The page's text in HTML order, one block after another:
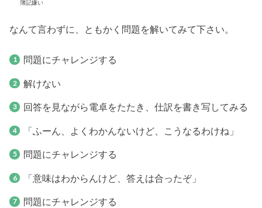
簿記嫌い
なんて言わずに、ともかく問題を解いてみて下さい。
問題にチャレンジする
解けない
回答を見ながら電卓をたたき、仕訳を書き写してみる
「ふーん、よくわかんないけど、こうなるわけね」
問題にチャレンジする
「意味はわからんけど、答えは合ったぞ」
問題にチャレンジする